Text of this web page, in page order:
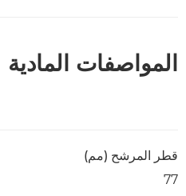
المواصفات المادية
قطر المرشح (مم)
77